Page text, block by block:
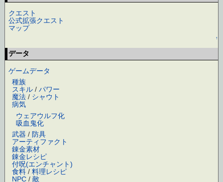
クエスト
公式拡張クエスト
マップ
↑
データ
ゲームデータ
種族
スキル /パワー
魔法 / シャウト
病気
ウェアウルフ化
吸血鬼化
武器 / 防具
アーティファクト
錬金素材
錬金レシピ
付呪(エンチャント)
食料 /料理レシピ
NPC /敵